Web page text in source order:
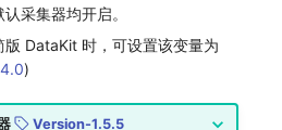
采集器均开启。
版 DataKit 时，可设置该变量为
)
Version-1.5.5